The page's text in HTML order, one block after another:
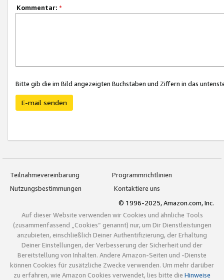
Kommentar: *
Bitte gib die im Bild angezeigten Buchstaben und Ziffern in das
E-mail senden
Teilnahmevereinbarung
Programmrichtlinien
Nutzungsbestimmungen
Kontaktiere uns
© 1996-2025, Amazon.com, Inc.
Auf dieser Website verwenden wir Cookies und ähnliche Tools
(zusammenfassend „Cookies“ genannt) nur, um Dir Dienstleistungen
anzubieten, einschließlich Deiner Authentifizierung, der Erhaltung
Deiner Einstellungen, der Verbesserung der Sicherheit und der
Bereitstellung von Inhalten. Andere Amazon-Seiten und -Dienste
können Cookies für zusätzliche Zwecke verwenden. Um mehr darüber
zu erfahren, wie Amazon Cookies verwendet, lies bitte die Hinweise